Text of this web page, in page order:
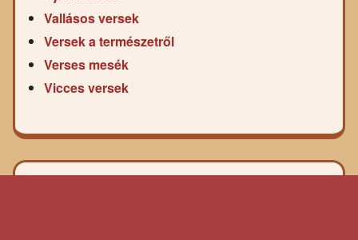
Vallásos versek
Versek a természetről
Verses mesék
Vicces versek